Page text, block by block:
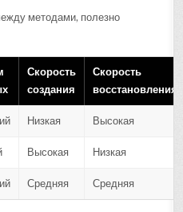
методами, полезно
Скорость
создания
Скорость
восстановления
Низкая Высокая
Высокая Низкая
Средняя Средняя